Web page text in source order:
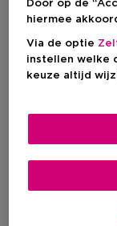
Door op de
hiermee
Via de optie
instellen welke
keuze altijd